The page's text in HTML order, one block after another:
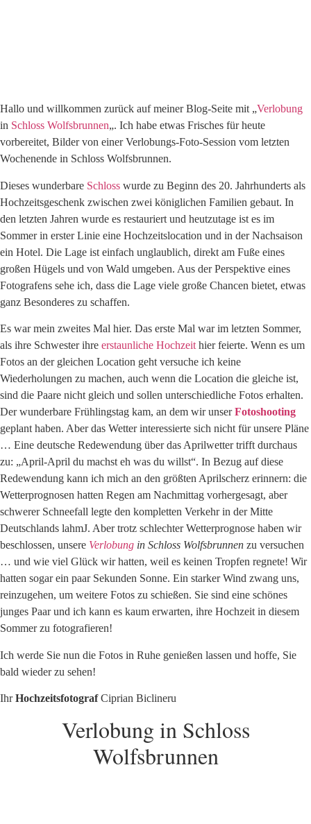
Hallo und willkommen zurück auf meiner Blog-Seite mit „Verlobung
in Schloss Wolfsbrunnen„. Ich habe etwas Frisches für heute
vorbereitet, Bilder von einer Verlobungs-Foto-Session vom letzten
Wochenende in Schloss Wolfsbrunnen.
Dieses wunderbare Schloss wurde zu Beginn des 20. Jahrhunderts als
Hochzeitsgeschenk zwischen zwei königlichen Familien gebaut. In
den letzten Jahren wurde es restauriert und heutzutage ist es im
Sommer in erster Linie eine Hochzeitslocation und in der Nachsaison
ein Hotel. Die Lage ist einfach unglaublich, direkt am Fuße eines
großen Hügels und von Wald umgeben. Aus der Perspektive eines
Fotografens sehe ich, dass die Lage viele große Chancen bietet, etwas
ganz Besonderes zu schaffen.
Es war mein zweites Mal hier. Das erste Mal war im letzten Sommer,
als ihre Schwester ihre erstaunliche Hochzeit hier feierte. Wenn es um
Fotos an der gleichen Location geht versuche ich keine
Wiederholungen zu machen, auch wenn die Location die gleiche ist,
sind die Paare nicht gleich und sollen unterschiedliche Fotos erhalten.
Der wunderbare Frühlingstag kam, an dem wir unserFotoshooting
geplant haben. Aber das Wetter interessierte sich nicht für unsere Pläne
… Eine deutsche Redewendung über das Aprilwetter trifft durchaus
zu: „April-April du machst eh was du willst“. In Bezug auf diese
Redewendung kann ich mich an den größten Aprilscherz erinnern: die
Wetterprognosen hatten Regen am Nachmittag vorhergesagt, aber
schwerer Schneefall legte den kompletten Verkehr in der Mitte
Deutschlands lahmJ. Aber trotz schlechter Wetterprognose haben wir
beschlossen, unsere Verlobung in Schloss Wolfsbrunnen zu versuchen
… und wie viel Glück wir hatten, weil es keinen Tropfen regnete! Wir
hatten sogar ein paar Sekunden Sonne. Ein starker Wind zwang uns,
reinzugehen, um weitere Fotos zu schießen. Sie sind eine schönes
junges Paar und ich kann es kaum erwarten, ihre Hochzeit in diesem
Sommer zu fotografieren!
Ich werde Sie nun die Fotos in Ruhe genießen lassen und hoffe, Sie
bald wieder zu sehen!
IhrHochzeitsfotografCiprian Biclineru
Verlobung in Schloss
Wolfsbrunnen